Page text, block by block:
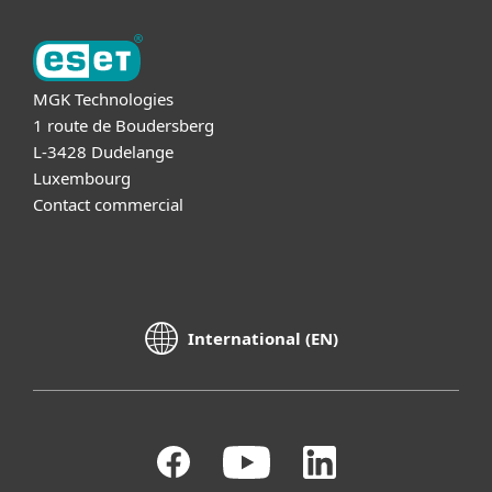
MGK Technologies
1 route de Boudersberg
L-3428 Dudelange
Luxembourg
Contact commercial
International (EN)